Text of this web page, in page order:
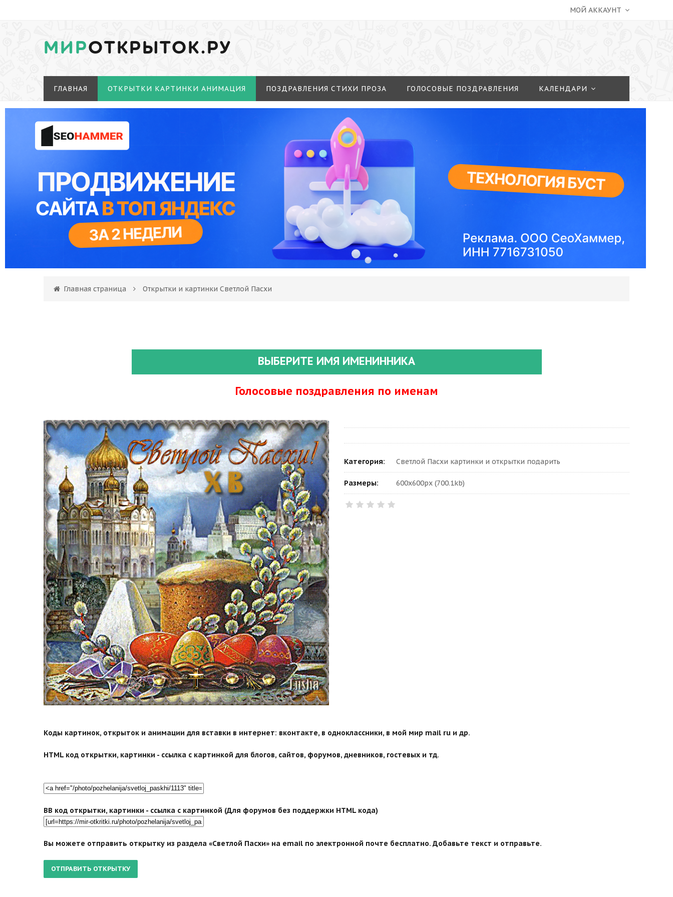
МОЙ АККАУНТ
МИРОТКРЫТОК.РУ
ГЛАВНАЯ ОТКРЫТКИ КАРТИНКИ АНИМАЦИЯ ПОЗДРАВЛЕНИЯ СТИХИ ПРОЗА ГОЛОСОВЫЕ ПОЗДРАВЛЕНИЯ КАЛЕНДАРИ
Главная страница Открытки и картинки Светлой Пасхи
ВЫБЕРИТЕ ИМЯ ИМЕНИННИКА
Голосовые поздравления по именам
search">
Категория: Светлой Пасхи картинки и открытки подарить
Размеры: 600x600px (700.1kb)
Коды картинок, открыток и анимации для вставки в интернет: вконтакте, в одноклассники, в мой мир mail ru и др.
HTML код открытки, картинки - ссылка с картинкой для блогов, сайтов, форумов, дневников, гостевых и тд.
BB код открытки, картинки - ссылка с картинкой (Для форумов без поддержки HTML кода)
Вы можете отправить открытку из раздела «Светлой Пасхи» на email по электронной почте бесплатно. Добавьте текст и отправьте.